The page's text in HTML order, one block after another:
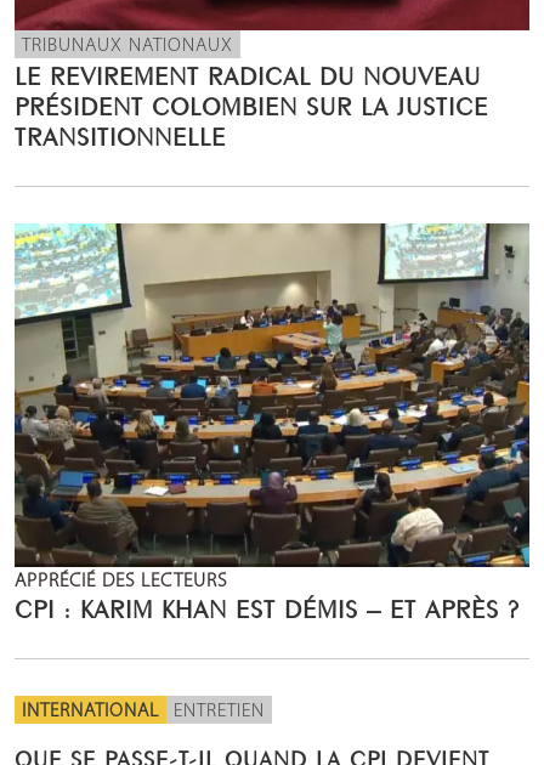
TRIBUNAUX NATIONAUX
LE REVIREMENT RADICAL DU NOUVEAU
PRÉSIDENT COLOMBIEN SUR LA JUSTICE
TRANSITIONNELLE
APPRÉCIÉ DES LECTEURS
CPI : KARIM KHAN EST DÉMIS – ET APRÈS ?
INTERNATIONAL ENTRETIEN
QUE SE PASSE-T-IL QUAND LA CPI DEVIENT